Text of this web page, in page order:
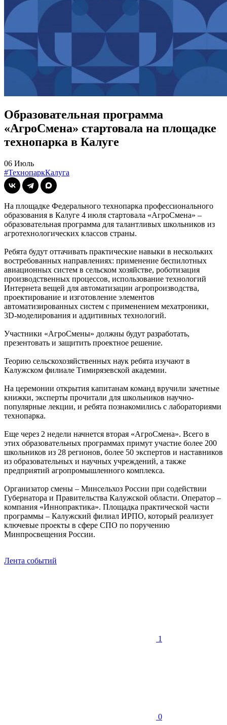
Образовательная программа
«АгроСмена» стартовала на площадке
технопарка в Калуге
06 Июль
#ТехнопаркКалуга
На площадке Федерального технопарка профессионального
образования в Калуге 4 июля стартовала «АгроСмена» –
образовательная программа для талантливых школьников из
агротехнологических классов страны.
Ребята будут оттачивать практические навыки в нескольких
востребованных направлениях: применение беспилотных
авиационных систем в сельском хозяйстве, роботизация
производственных процессов, использование технологий
Интернета вещей для автоматизации агропроизводства,
проектирование и изготовление элементов
автоматизированных систем с применением мехатроники,
3D-моделирования и аддитивных технологий.
Участники «АгроСмены» должны будут разработать,
презентовать и защитить проектное решение.
Теорию сельскохозяйственных наук ребята изучают в
Калужском филиале Тимирязевской академии.
На церемонии открытия капитанам команд вручили зачетные
книжки, эксперты прочитали для школьников научно-
популярные лекции, и ребята познакомились с лабораториями
технопарка.
Еще через 2 недели начнется вторая «АгроСмена». Всего в
этих образовательных программах примут участие более 200
школьников из 28 регионов, более 50 экспертов и наставников
из образовательных и научных учреждений, а также
предприятий агропромышленного комплекса.
Организатор смены – Минсельхоз России при содействии
Губернатора и Правительства Калужской области. Оператор –
компания «Иннопрактика». Площадка практической части
программы – Калужский филиал ИРПО, который реализует
ключевые проекты в сфере СПО по поручению
Минпросвещения России.
Лента событий
1
0